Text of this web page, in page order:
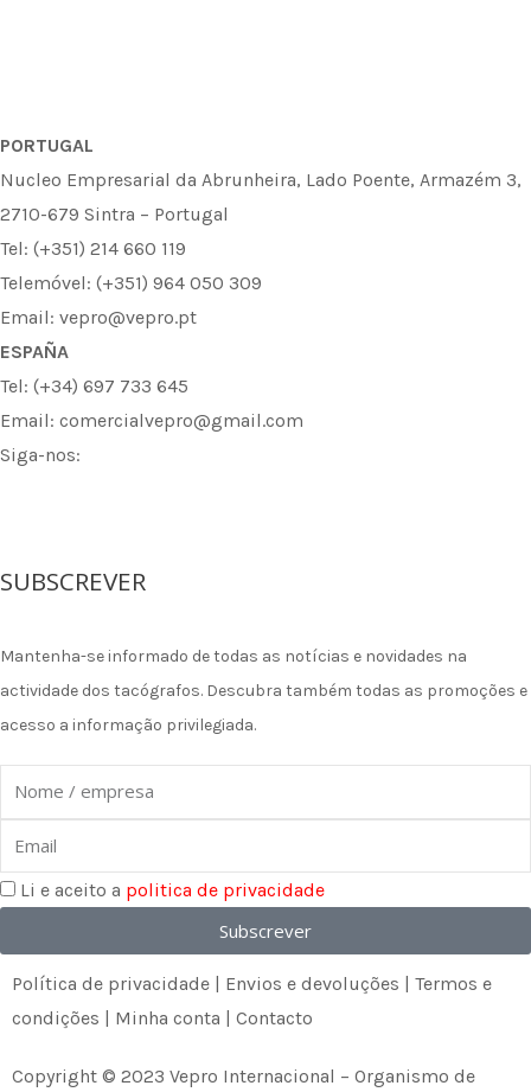
PORTUGAL
Nucleo Empresarial da Abrunheira, Lado Poente, Armazém 3,
2710-679 Sintra – Portugal
Tel: (+351) 214 660 119
Telemóvel: (+351) 964 050 309
Email: vepro@vepro.pt
ESPAÑA
Tel: (+34) 697 733 645
Email: comercialvepro@gmail.com
Siga-nos:
a
c
e
b
o
o
k
n
s
t
a
g
r
a
m
n
k
e
d
i
n
SUBSCREVER
Mantenha-se informado de todas as notícias e novidades na
actividade dos tacógrafos. Descubra também todas as promoções e
acesso a informação privilegiada.
Nome
Li e aceito a politica de privacidade
Subscrever
Política de privacidade | Envios e devoluções | Termos e
condições | Minha conta | Contacto
Copyright © 2023 Vepro Internacional – Organismo de